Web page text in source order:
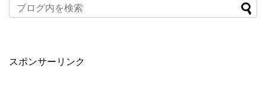
スポンサーリンク